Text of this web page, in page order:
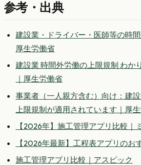
参考・出典
建設業・ドライバー・医師等の時
厚生労働省
建設業 時間外労働の上限規制 わか
｜厚生労働省
事業者（一人親方含む）向け：建
上限規制が適用されています｜厚
【2026年】施工管理アプリ比較｜
【2026年最新】工程表アプリのお
施工管理アプリ比較｜アスピック